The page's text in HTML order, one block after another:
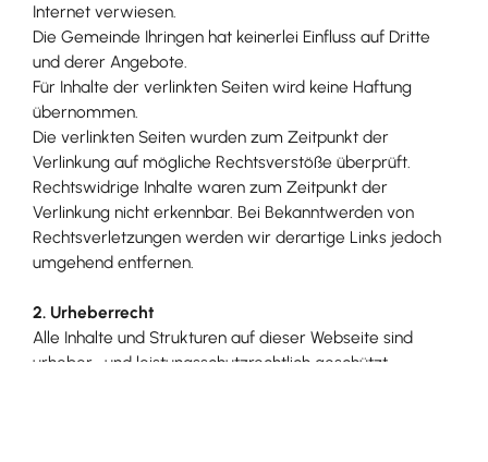
Internet verwiesen.
Die Gemeinde Ihringen hat keinerlei Einfluss auf Dritte
und derer Angebote.
Für Inhalte der verlinkten Seiten wird keine Haftung
übernommen.
Die verlinkten Seiten wurden zum Zeitpunkt der
Verlinkung auf mögliche Rechtsverstöße überprüft.
Rechtswidrige Inhalte waren zum Zeitpunkt der
Verlinkung nicht erkennbar. Bei Bekanntwerden von
Rechtsverletzungen werden wir derartige Links jedoch
umgehend entfernen.
2. Urheberrecht
Alle Inhalte und Strukturen auf dieser Webseite sind
urheber- und leistungsschutzrechtlich geschützt.